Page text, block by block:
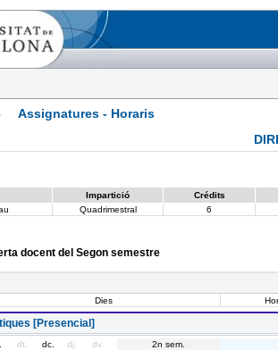
Assignatures - Horaris
Impartició
Crédits
Quadrimestral 6
docent del Segon semestre
Dies
[Presencial]
dt. dc. dj. dv.
2n sem.